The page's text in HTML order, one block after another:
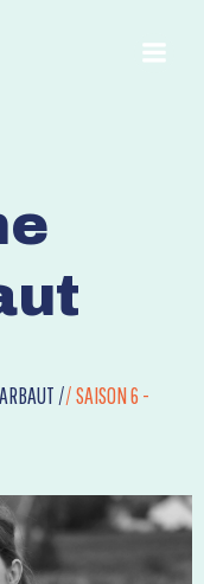
//SAISON 6 -